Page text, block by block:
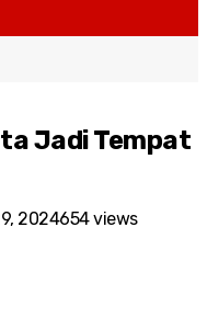
Jadi Tempat
2024654 views